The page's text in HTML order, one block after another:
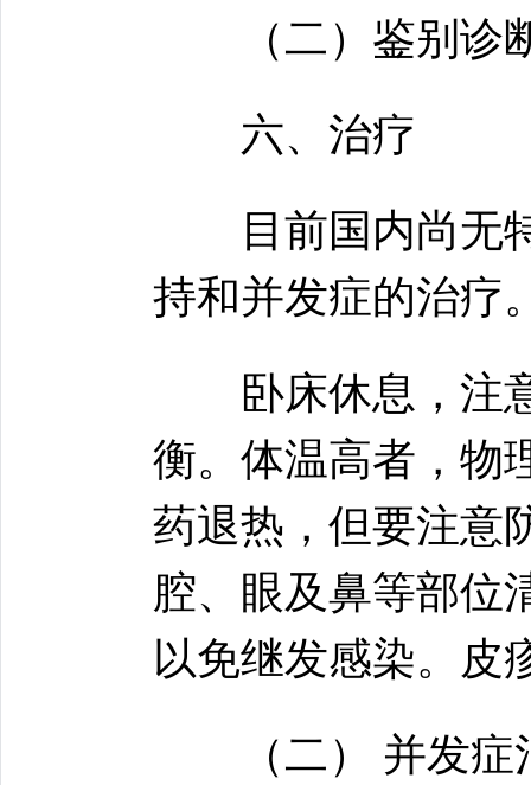
（二）鉴别诊断
六、治疗
目前国内尚无特
持和并发症的治疗
卧床休息，注意
衡。体温高者，物
药退热，但要注意
腔、眼及鼻等部位
以免继发感染。皮
（二） 并发症